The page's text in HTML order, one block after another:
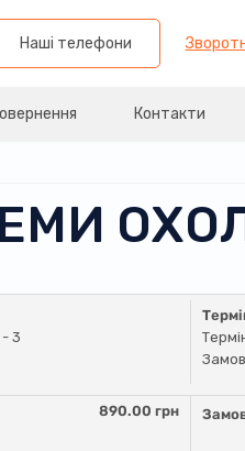
Наші телефони
Контакти
3
890.00 грн